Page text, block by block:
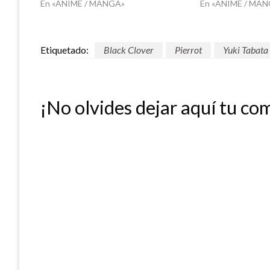
En «ANIME / MANGA»
En «ANIME /
Etiquetado: Black Clover Pierrot Yuki Tabata
¡No olvides dejar aquí tu